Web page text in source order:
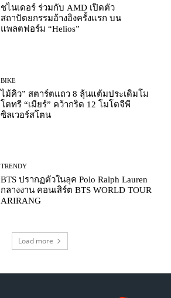
ชไนเดอร์ ร่วมกับ AMD เปิดตัว
สถาปัตยกรรมอ้างอิงครั้งแรก บน
แพลตฟอร์ม “Helios”
BIKE
ไม้คิว” สตาร์ตแถว 8 ลุ้นแต้มประเดิมโม
โตทรี “เมียร์” คว้ากริด 12 โมโตจีพี
ซิลเวอร์สโตน
TRENDY
BTS ปรากฏตัวในลุค Polo Ralph Lauren
กลางงาน คอนเสิร์ต BTS WORLD TOUR
ARIRANG
Load more